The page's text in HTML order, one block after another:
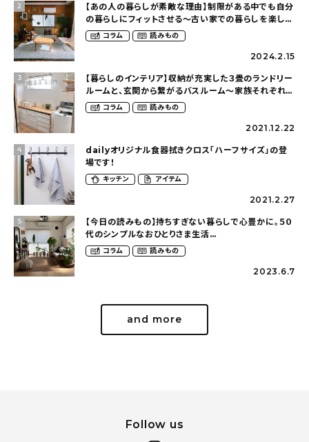
2
【あの人の暮らしが素敵な理由】制限がある中でも自分
の暮らしにフィットさせる〜古い家での暮らしを楽しむ
（idasanchiさん）
コラム 読みもの
2024.2.15
3
【暮らしのインテリア】収納が充実した３畳のランドリー
ルームと、玄関から繋がるバスルーム〜家族それぞれが
くつろげて、少し遊び心のある家（megu6465さん）
コラム 読みもの
2021.12.22
4
dailyオリジナル食器拭きクロス「ハーフサイズ」の登
場です！
キッチン アイテム
2021.2.27
5
【今日の読みもの】持ちすぎない暮らしで心豊かに。５０
代のシンプルなおひとりさま生活
（ohitorisama_kurasiさん）
コラム 読みもの
2023.6.7
and more
Follow us